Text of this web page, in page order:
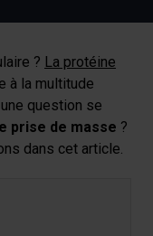
? La protéine
à la multitude
question se
prise de masse ?
dans cet article.